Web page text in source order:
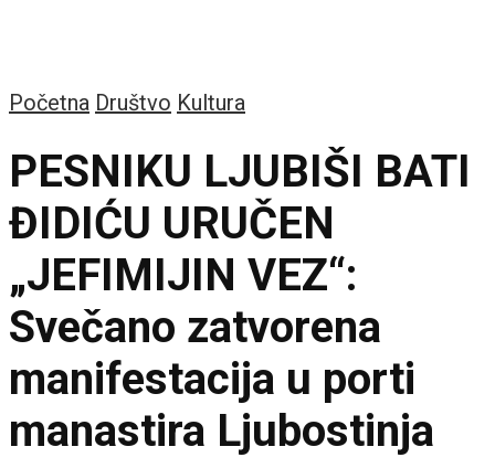
Početna Društvo Kultura
PESNIKU LJUBIŠI BATI
ĐIDIĆU URUČEN
„JEFIMIJIN VEZ“:
Svečano zatvorena
manifestacija u porti
manastira Ljubostinja